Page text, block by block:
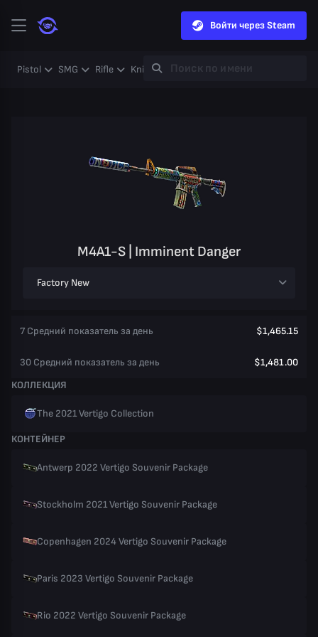
Войти через Steam
Pistol SMG Rifle Knife Gloves Heavy
M4A1-S | Imminent Danger
Factory New
7 Средний показатель за день $1,465.15
30 Средний показатель за день
$1,481.00
КОЛЛЕКЦИЯ
The 2021 Vertigo Collection
КОНТЕЙНЕР
Antwerp 2022 Vertigo Souvenir Package
Stockholm 2021 Vertigo Souvenir Package
Copenhagen 2024 Vertigo Souvenir Package
Paris 2023 Vertigo Souvenir Package
Rio 2022 Vertigo Souvenir Package